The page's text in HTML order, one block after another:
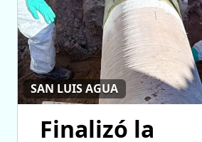
SAN LUIS AGUA
Finalizó la